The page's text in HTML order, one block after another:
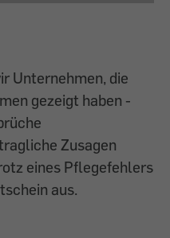
Unternehmen, die
gezeigt haben -
Zusagen
eines Pflegefehlers
aus.